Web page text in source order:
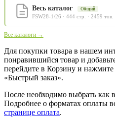
Весь каталог Общий
FSW28-1/26 · 444 стр. · 2459 тов.
Все каталоги →
Для покупки товара в нашем
понравившийся товар и
перейдите в Корзину и
«Быстрый заказ».
После необходимо выбрать как
Подробнее о форматах оплаты
странице оплата.